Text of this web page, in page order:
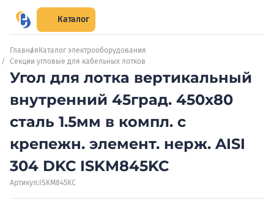
Каталог
Главная Каталог электрооборудования
Секции угловые для кабельных лотков
Угол для лотка вертикальный
внутренний 45град. 450х80
сталь 1.5мм в компл. с
крепежн. элемент. нерж. AISI
304 DKC ISKM845KC
Артикул: ISKM845KC